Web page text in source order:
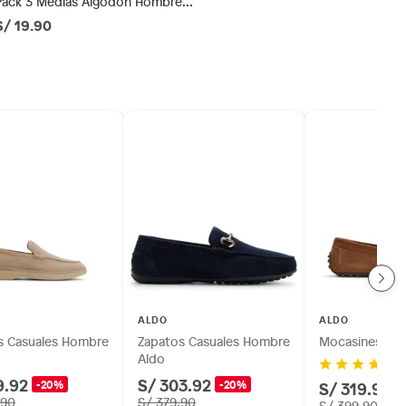
19.90
Casuales Hombre
-20%
ALDO
Zapatos Casuales Hombre
Aldo
S/ 303.92 -20%
S/ 379.90
ALDO
Mocasines
S/ 319.92